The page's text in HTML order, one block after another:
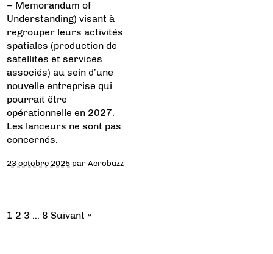
– Memorandum of
Understanding) visant à
regrouper leurs activités
spatiales (production de
satellites et services
associés) au sein d’une
nouvelle entreprise qui
pourrait être
opérationnelle en 2027.
Les lanceurs ne sont pas
concernés.
23 octobre 2025 parAerobuzz
1 2 3 … 8 Suivant »